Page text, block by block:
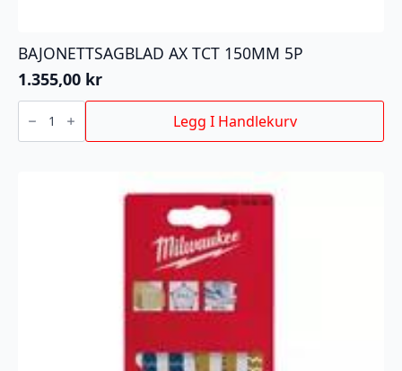
BAJONETTSAGBLAD AX TCT 150MM 5P
1.355,00 kr
BAJONETTSAGBLAD
AX
150MM
Legg I Handlekurv